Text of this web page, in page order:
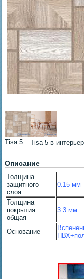
Tisa 5 Tisa 5 в
Описание
Толщина
защитного
слоя
0.15 мм
Толщина
покрытия
общая
3.3 мм
Основание